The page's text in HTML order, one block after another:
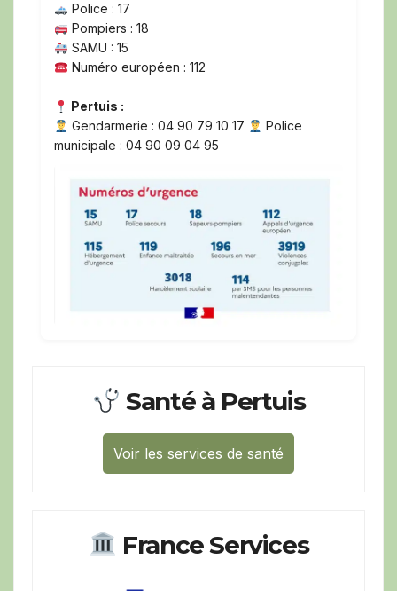
Police : 17
Pompiers : 18
SAMU : 15
Numéro européen : 112
Pertuis :
Gendarmerie : 04 90 79 10 17
Police
municipale : 04 90 09 04 95
Santé à Pertuis
Voir les services de santé
France Services